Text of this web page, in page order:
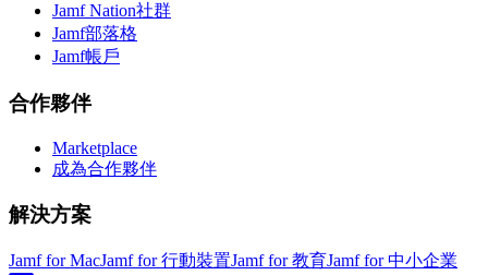
Jamf Nation社群
Jamf部落格
Jamf帳戶
合作夥伴
Marketplace
成為合作夥伴
解決方案
Jamf for MacJamf for 行動裝置Jamf for 教育Jamf for 中小企業